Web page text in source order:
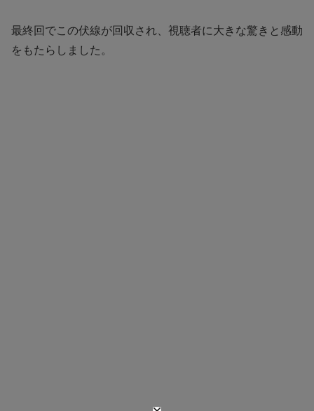
最終回でこの伏線が回収され、視聴者に大きな驚きと感動
をもたらしました。